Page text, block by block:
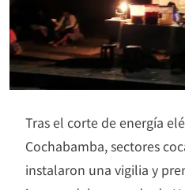
Tras el corte de energía
Cochabamba, sectores
instalaron una vigilia y